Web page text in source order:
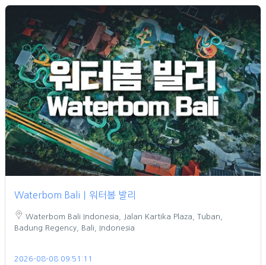
Waterbom Bali｜워터봄 발리
Waterbom Bali Indonesia, Jalan Kartika Plaza, Tuban,
Badung Regency, Bali, Indonesia
2026-08-08 09:51:11